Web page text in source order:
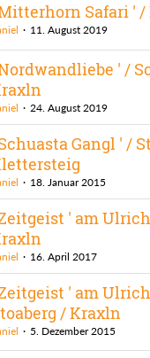
Safari '
11. August 2019
' /
24. August 2019
Gangl ' /
18. Januar 2015
' am
16. April 2017
' am
/ Kraxln
5. Dezember 2015